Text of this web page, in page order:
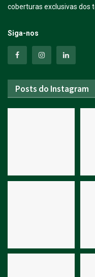
coberturas exclusivas dos
Siga-nos
Posts do Instagram